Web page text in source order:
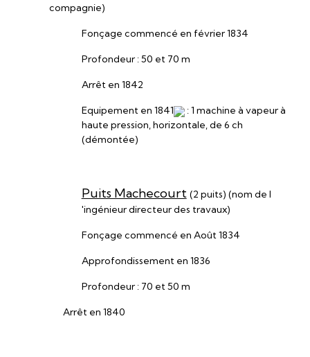
compagnie)
Fonçage commencé en février 1834
Profondeur : 50 et 70 m
Arrêt en 1842
Equipement en 1841
: 1 machine à vapeur à
haute pression, horizontale, de 6 ch
(démontée)
Puits Machecourt (2 puits) (nom de I
'ingénieur directeur des travaux)
Fonçage commencé en Août 1834
Approfondissement en 1836
Profondeur : 70 et 50 m
Arrêt en 1840